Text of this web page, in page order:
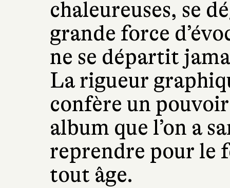
chaleureuses, se
grande force
ne se départit
La rigueur
confère un
album que l’on a
reprendre pour le
tout âge.